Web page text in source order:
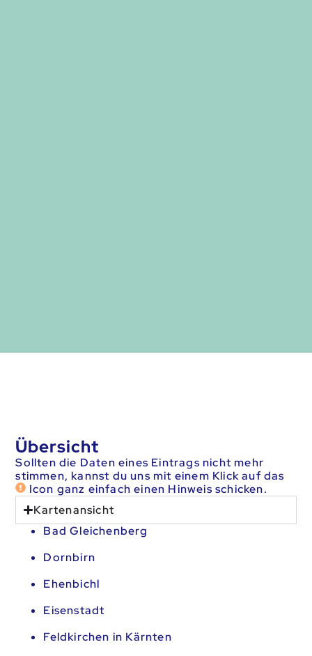
Übersicht
Sollten die Daten eines Eintrags nicht mehr
stimmen, kannst du uns mit einem Klick auf das
Icon ganz einfach einen Hinweis schicken.
Kartenansicht
Bad Gleichenberg
Dornbirn
Ehenbichl
Eisenstadt
Feldkirchen in Kärnten